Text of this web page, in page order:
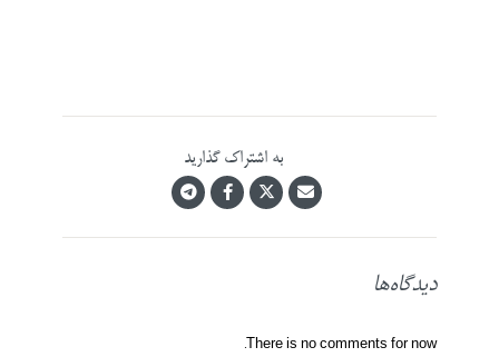
به اشتراک گذارید
دیدگاه‌ها
There is no comments for now.